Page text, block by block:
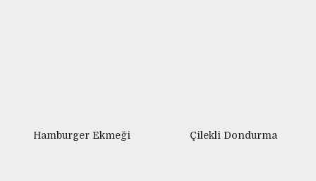
Hamburger Ekmeği Çilekli Dondurma